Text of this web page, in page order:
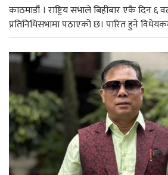
काठमाडौं । राष्ट्रिय सभाले बिहीबार एकै दिन ६
प्रतिनिधिसभामा पठाएको छ। पारित हुने